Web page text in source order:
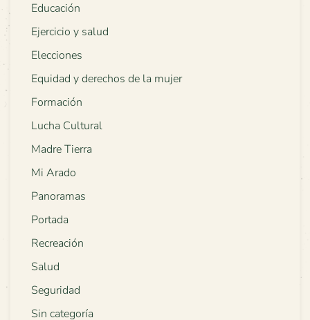
Educación
Ejercicio y salud
Elecciones
Equidad y derechos de la mujer
Formación
Lucha Cultural
Madre Tierra
Mi Arado
Panoramas
Portada
Recreación
Salud
Seguridad
Sin categoría